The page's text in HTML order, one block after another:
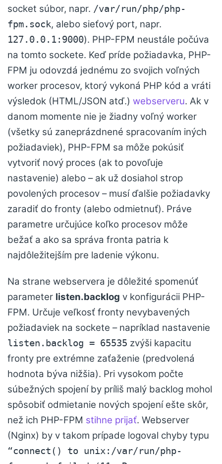
socket súbor, napr. /var/run/php/php-
fpm.sock, alebo sieťový port, napr.
127.0.0.1:9000). PHP-FPM neustále počúva
na tomto sockete. Keď príde požiadavka, PHP-
FPM ju odovzdá jednému zo svojich voľných
worker procesov, ktorý vykoná PHP kód a vráti
výsledok (HTML/JSON atď.) webserveru. Ak v
danom momente nie je žiadny voľný worker
(všetky sú zaneprázdnené spracovaním iných
požiadaviek), PHP-FPM sa môže pokúsiť
vytvoriť nový proces (ak to povoľuje
nastavenie) alebo – ak už dosiahol strop
povolených procesov – musí ďalšie požiadavky
zaradiť do fronty (alebo odmietnuť). Práve
parametre určujúce koľko procesov môže
bežať a ako sa správa fronta patria k
najdôležitejším pre ladenie výkonu.
Na strane webservera je dôležité spomenúť
parameter listen.backlog v konfigurácii PHP-
FPM. Určuje veľkosť fronty nevybavených
požiadaviek na sockete – napríklad nastavenie
listen.backlog = 65535 zvýši kapacitu
fronty pre extrémne zaťaženie (predvolená
hodnota býva nižšia). Pri vysokom počte
súbežných spojení by príliš malý backlog mohol
spôsobiť odmietanie nových spojení ešte skôr,
než ich PHP-FPM stihne prijať. Webserver
(Nginx) by v takom prípade logoval chyby typu
“connect() to unix:/var/run/php-